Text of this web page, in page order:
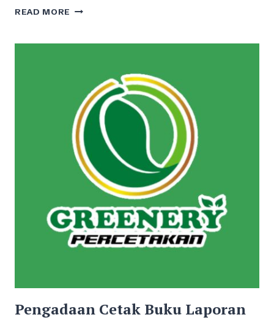
READ MORE TERMURAH
A5
5239
490
Pengadaan Cetak Buku Laporan